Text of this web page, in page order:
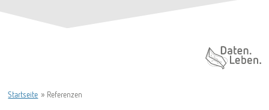
Daten. Leben.
Startseite » Referenzen